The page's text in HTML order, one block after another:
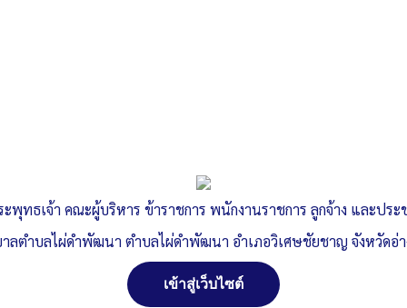
พุทธเจ้า คณะผู้บริหาร ข้าราชการ พนักงานราชการ ลูกจ้าง และประ
ลตำบลไผ่ดำพัฒนา ตำบลไผ่ดำพัฒนา อำเภอวิเศษชัยชาญ จังหวัดอ่า
เข้าสู่เว็บไซต์